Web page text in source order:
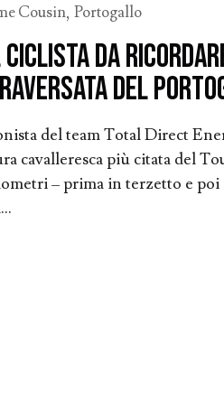
Cousin,Portogallo
ciclista da
del
del team Total Direct
cavalleresca più citata del
– prima in terzetto e